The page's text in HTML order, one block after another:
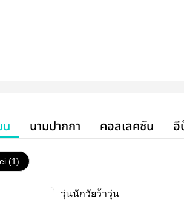
น นามปากกา คอลเลคชัน อี
(1)
วุ่นนักวัยว้าวุ่น